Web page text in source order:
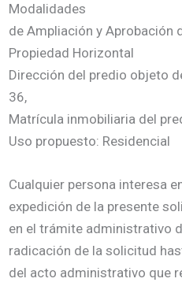
Modalidades
de Ampliación y Aprobación
Propiedad Horizontal
Dirección del predio objeto
36,
Matrícula inmobiliaria del
Uso propuesto: Residencial
Cualquier persona interesa
expedición de la presente
en el trámite administrativo
radicación de la solicitud
del acto administrativo que